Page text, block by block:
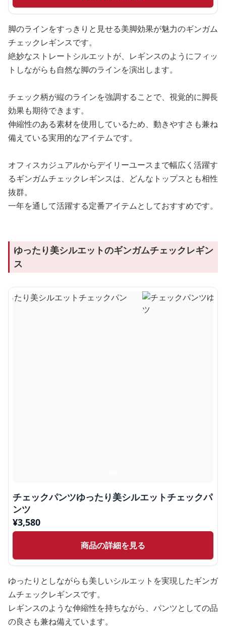
脚のラインをすっきりと見せる美脚効果が魅力のギンガム
チェックレギンスです。
絶妙なストレートシルエットが、レギンスのようにフィッ
トしながらも自然な脚のラインを演出します。
チェック柄が縦のラインを強調することで、視覚的に脚長
効果も期待できます。
伸縮性のある素材を使用しているため、動きやすさも兼ね
備えている実用的なアイテムです。
オフィスカジュアルからデイリーユースまで幅広く活躍す
るギンガムチェックレギンスは、どんなトップスとも相性
抜群。
一年を通して活躍する定番アイテムとしておすすめです。
ゆったり美シルエットのギンガムチェックレギン
ス
チェックパンツゆったり美シルエットチェックパ
ンツ
¥3,580
商品の詳細を見る
ゆったりとしながらも美しいシルエットを実現したギンガ
ムチェックレギンスです。
レギンスのような伸縮性を持ちながら、パンツとしての品
の良さも兼ね備えています。